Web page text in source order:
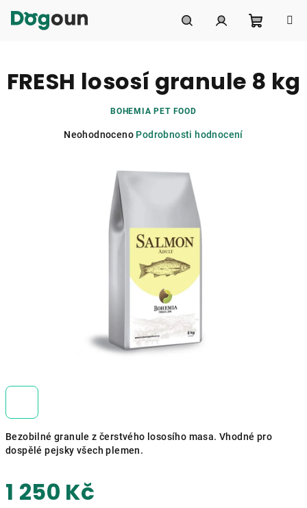
košík
Bezobilné granule z čerstvého lososího masa. Vhodné pro
dospělé pejsky všech plemen.
1 250 Kč
FRESH lososí granule 8 kg
BOHEMIA PET FOOD
Průměrné
hvězdiček.
Neohodnoceno Podrobnosti hodnocení